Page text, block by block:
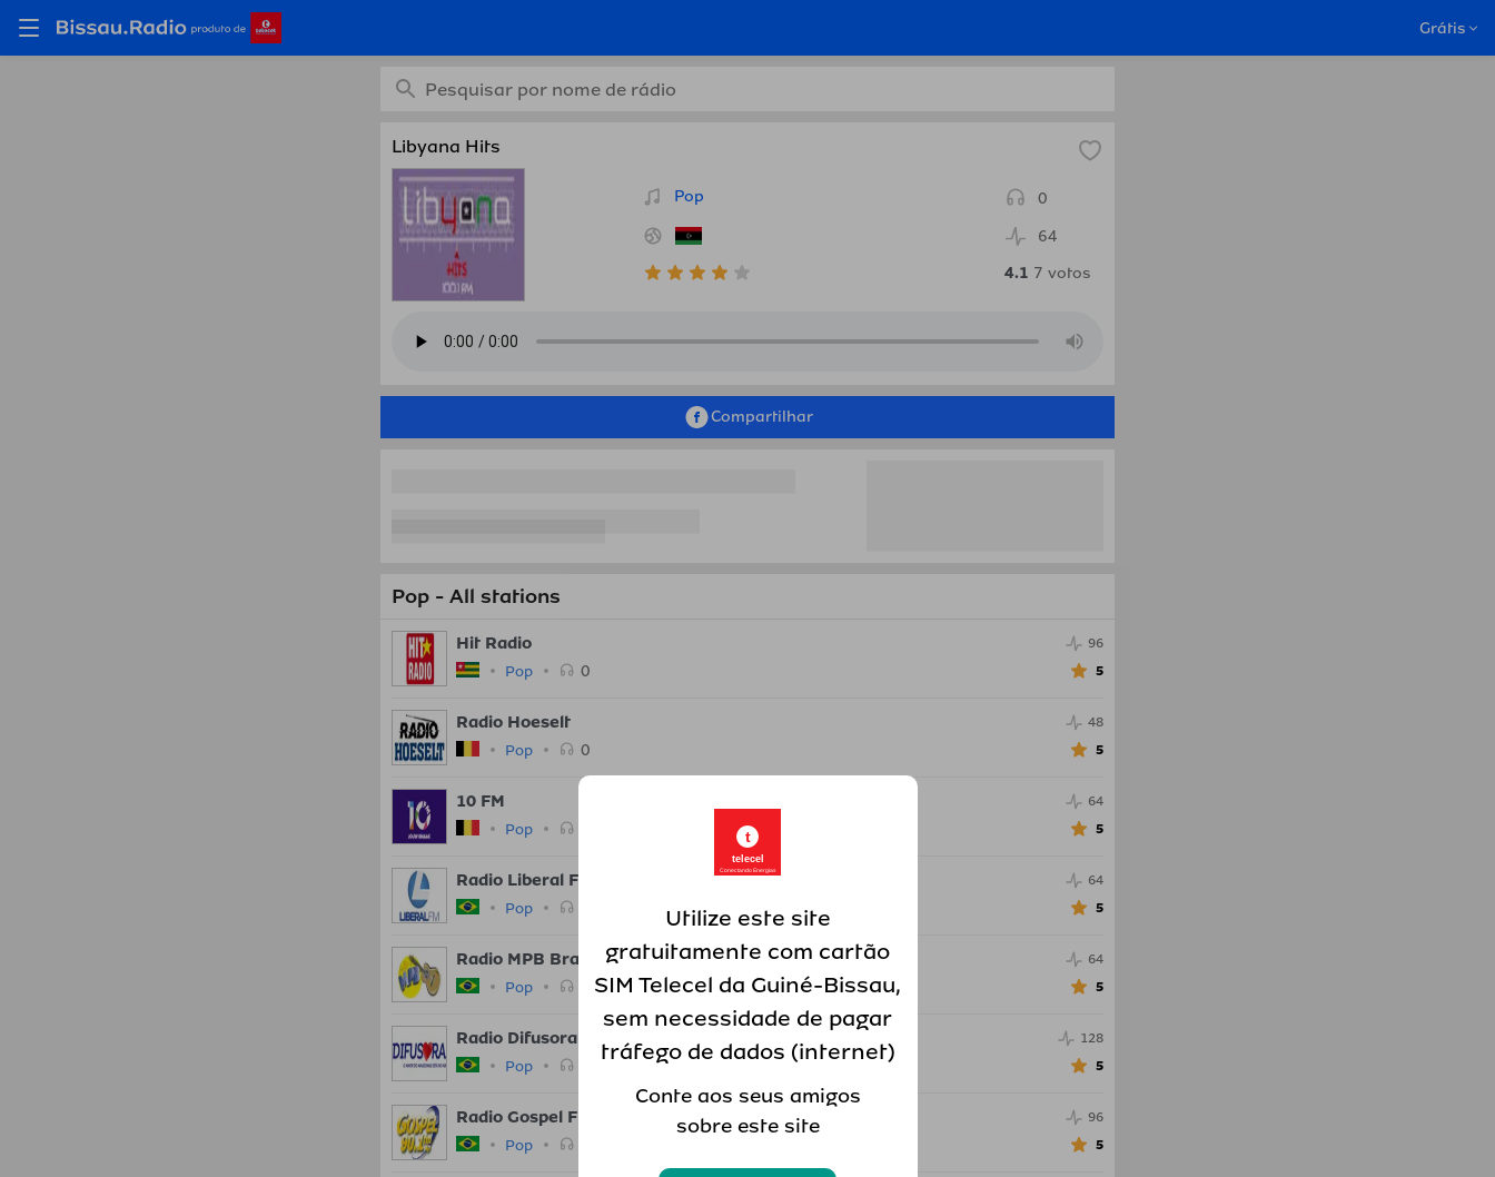
Grátis
Libyana Hits
Pop
0
64
4.1 7 votos
Compartilhar
Pop - All stations
Hit Radio
Pop 0
96
5
Radio Hoeselt
Pop 0
48
5
10 FM
Pop
64
5
Radio Liberal FM
Pop
64
5
Radio MPB Brasil
Pop
64
5
Radio Difusora
Pop
128
5
Radio Gospel FM
Pop
96
5
t
telecel
Conectando Energias
Utilize este site
gratuitamente com cartão
SIM Telecel da Guiné-Bissau,
sem necessidade de pagar
tráfego de dados (internet)
Conte aos seus amigos
sobre este site